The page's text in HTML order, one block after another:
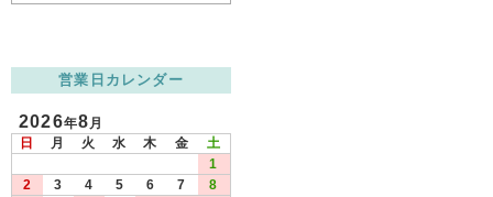
営業日カレンダー
2026年8月
日
月 火 水 木 金
土
1
2
3 4 5 6 7
8